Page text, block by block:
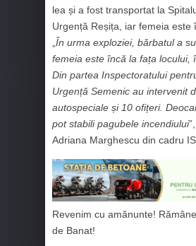
lea și a fost transportat la
Urgență Reșița, iar femeia este
În urma exploziei, bărbatul a
femeia este încă la fața locului,
Din partea Inspectoratului
Urgență Semenic au intervenit
autospeciale și 10 ofițeri.
pot stabili pagubele incendiului
Adriana Marghescu din cadru
Revenim cu amănunte!
de Banat!